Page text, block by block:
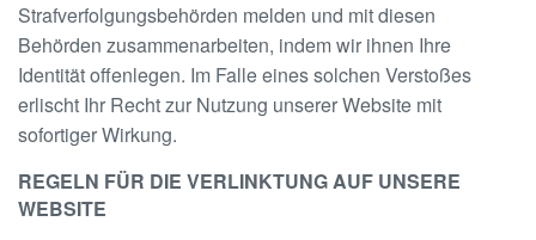
Strafverfolgungsbehörden melden und mit diesen
Behörden zusammenarbeiten, indem wir ihnen Ihre
Identität offenlegen. Im Falle eines solchen Verstoßes
erlischt Ihr Recht zur Nutzung unserer Website mit
sofortiger Wirkung.
REGELN FÜR DIE VERLINKTUNG AUF UNSERE
WEBSITE